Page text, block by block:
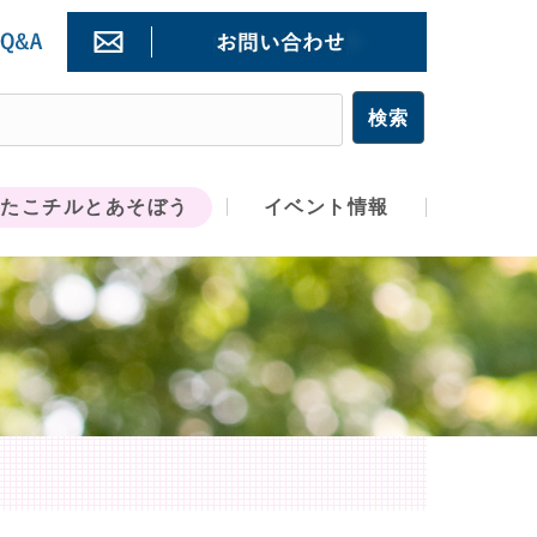
たこチルとあそぼう イベント情報